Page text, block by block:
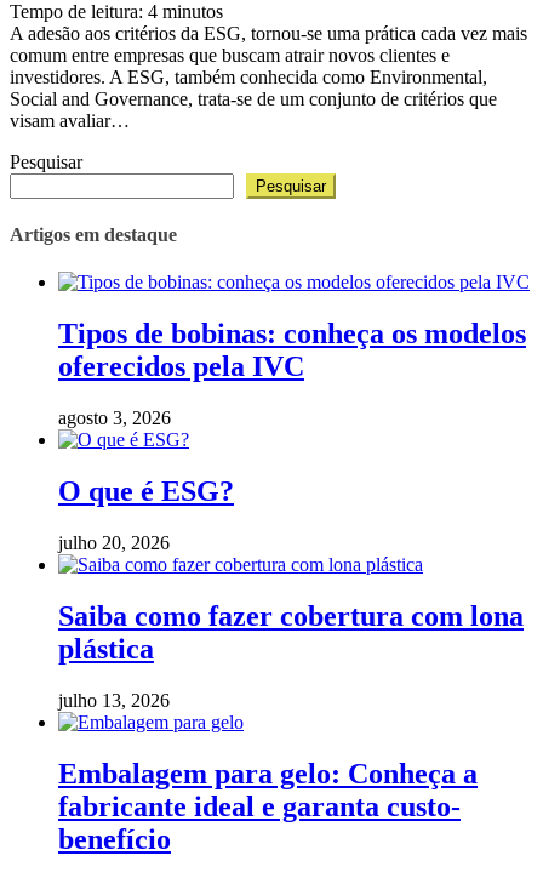
Tempo de leitura: 4 minutos
A adesão aos critérios da ESG, tornou-se uma prática cada vez mais
comum entre empresas que buscam atrair novos clientes e
investidores. A ESG, também conhecida como Environmental,
Social and Governance, trata-se de um conjunto de critérios que
visam avaliar…
Pesquisar
Pesquisar
Artigos em destaque
Tipos de bobinas: conheça os modelos
oferecidos pela IVC
agosto 3, 2026
O que é ESG?
julho 20, 2026
Saiba como fazer cobertura com lona
plástica
julho 13, 2026
Embalagem para gelo: Conheça a
fabricante ideal e garanta custo-
benefício